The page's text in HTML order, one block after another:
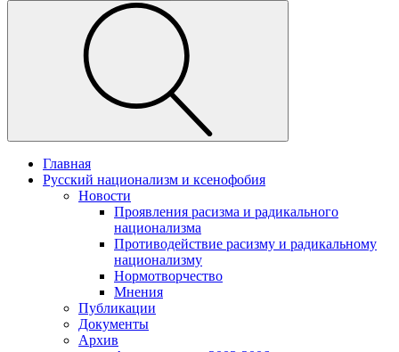
Главная
Русский национализм и ксенофобия
Новости
Проявления расизма и радикального
национализма
Противодействие расизму и радикальному
национализму
Нормотворчество
Мнения
Публикации
Документы
Архив